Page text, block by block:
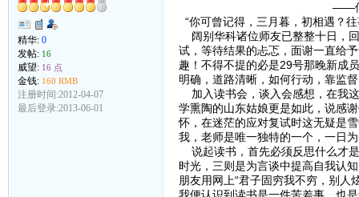
精华: 0
发帖: 16
威望: 16 点
金钱: 160 RMB
注册时间:2012-04-07
最后登录:2013-06-01
——何敬宁的
“你可曾记得，三月暮，初相遇？
阔别华科诸位师友已整整十日，
试，等待结果的忐忑，面谢一直给
趣！不得不提的必是29号那晚新成
明确，道路清晰，如何行动，靠监
加入读书会，谈入会感想，在我
学熏陶的山东姑娘更是如此，说感
怀，在迷茫的应对复试时这无疑是
我，老师是唯一独特的一个，一日
说起读书，首先必须反思什么才
时光，三则是为言谈中提高自我认
朋友用网上“君子固穷我不穷，别人